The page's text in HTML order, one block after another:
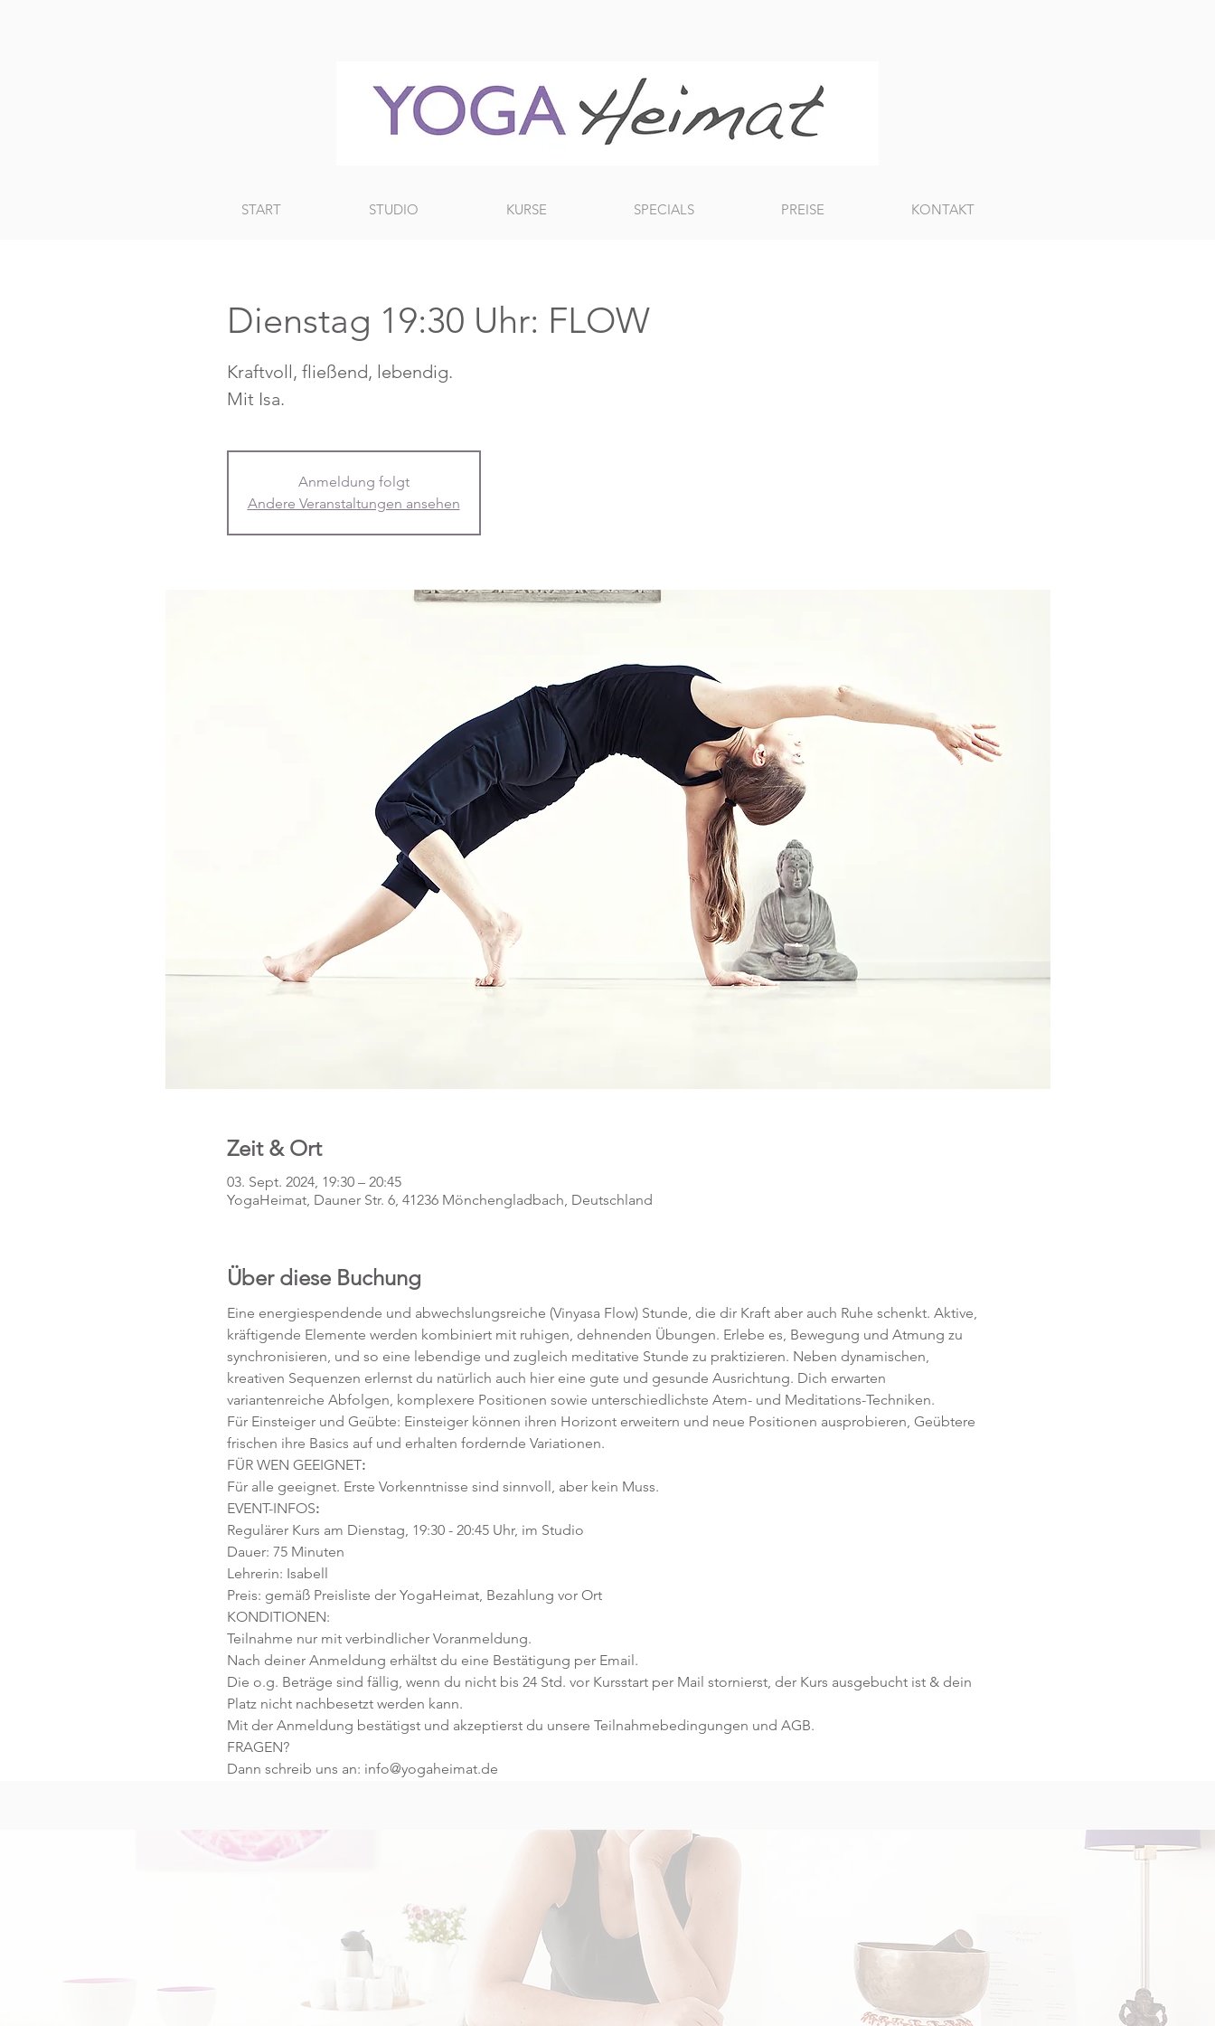
START STUDIO KURSE SPECIALS PREISE KONTAKT
Dienstag 19:30 Uhr: FLOW
Kraftvoll, fließend, lebendig.
Mit Isa.
Anmeldung folgt
Andere Veranstaltungen ansehen
Zeit & Ort
03. Sept. 2024, 19:30 – 20:45
YogaHeimat, Dauner Str. 6, 41236 Mönchengladbach, Deutschland
Über diese Buchung
Eine energiespendende und abwechslungsreiche (Vinyasa Flow) Stunde, die dir Kraft aber auch Ruhe schenkt. Aktive,
kräftigende Elemente werden kombiniert mit ruhigen, dehnenden Übungen. Erlebe es, Bewegung und Atmung zu
synchronisieren, und so eine lebendige und zugleich meditative Stunde zu praktizieren. Neben dynamischen,
kreativen Sequenzen erlernst du natürlich auch hier eine gute und gesunde Ausrichtung. Dich erwarten
variantenreiche Abfolgen, komplexere Positionen sowie unterschiedlichste Atem- und Meditations-Techniken.
Für Einsteiger und Geübte: Einsteiger können ihren Horizont erweitern und neue Positionen ausprobieren, Geübtere
frischen ihre Basics auf und erhalten fordernde Variationen.
FÜR WEN GEEIGNET:
Für alle geeignet. Erste Vorkenntnisse sind sinnvoll, aber kein Muss.
EVENT-INFOS:
Regulärer Kurs am Dienstag, 19:30 - 20:45 Uhr, im Studio
Dauer: 75 Minuten
Lehrerin: Isabell
Preis: gemäß Preisliste der YogaHeimat, Bezahlung vor Ort
KONDITIONEN:
Teilnahme nur mit verbindlicher Voranmeldung.
Nach deiner Anmeldung erhältst du eine Bestätigung per Email.
Die o.g. Beträge sind fällig, wenn du nicht bis 24 Std. vor Kursstart per Mail stornierst, der Kurs ausgebucht ist & dein
Platz nicht nachbesetzt werden kann.
Mit der Anmeldung bestätigst und akzeptierst du unsere Teilnahmebedingungen und AGB.
FRAGEN?
Dann schreib uns an: info@yogaheimat.de